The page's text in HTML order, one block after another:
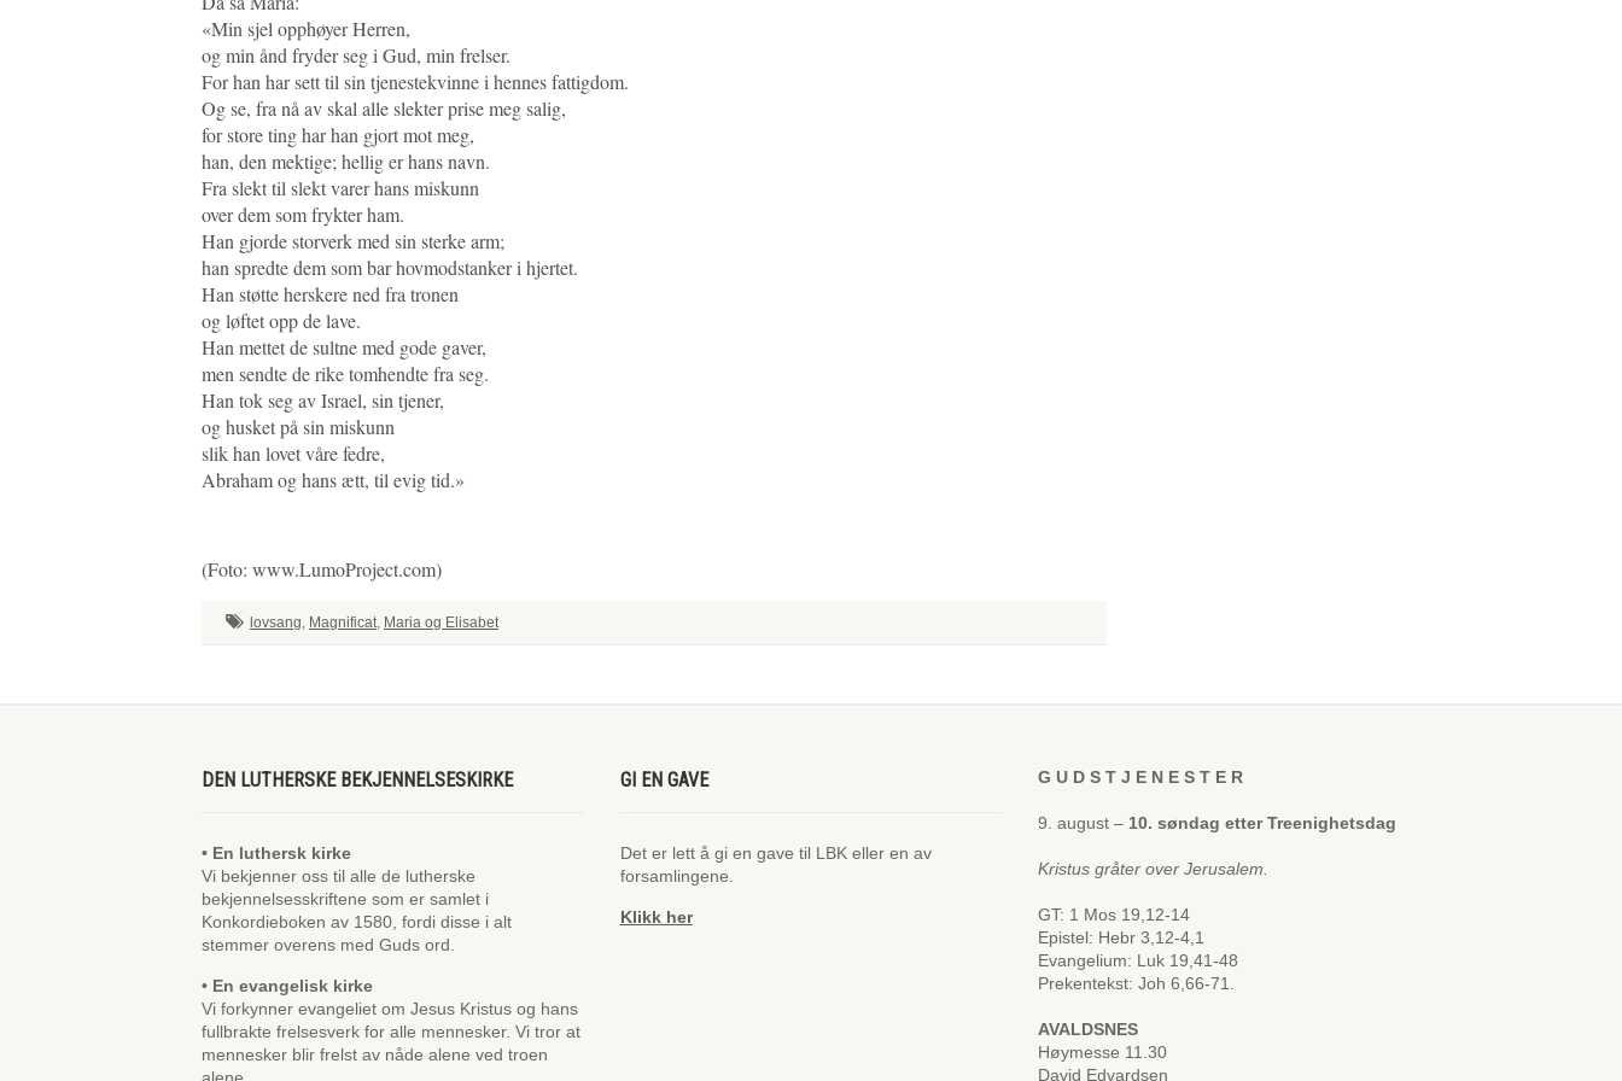
«Min sjel opphøyer Herren,
og min ånd fryder seg i Gud, min frelser.
For han har sett til sin tjenestekvinne i hennes fattigdom.
Og se, fra nå av skal alle slekter prise meg salig,
for store ting har han gjort mot meg,
han, den mektige; hellig er hans navn.
Fra slekt til slekt varer hans miskunn
over dem som frykter ham.
Han gjorde storverk med sin sterke arm;
han spredte dem som bar hovmodstanker i hjertet.
Han støtte herskere ned fra tronen
og løftet opp de lave.
Han mettet de sultne med gode gaver,
men sendte de rike tomhendte fra seg.
Han tok seg av Israel, sin tjener,
og husket på sin miskunn
slik han lovet våre fedre,
Abraham og hans ætt, til evig tid.»
(Foto: www.LumoProject.com)
lovsang, Magnificat, Maria og Elisabet
DEN LUTHERSKE BEKJENNELSESKIRKE
• En luthersk kirke
Vi bekjenner oss til alle de lutherske
bekjennelsesskriftene som er samlet i
Konkordieboken av 1580, fordi disse i alt
stemmer overens med Guds ord.
• En evangelisk kirke
Vi forkynner evangeliet om Jesus Kristus og hans
fullbrakte frelsesverk for alle mennesker. Vi tror at
mennesker blir frelst av nåde alene ved troen
GI EN GAVE
Det er lett å gi en gave til LBK eller en av
forsamlingene.
Klikk her
G U D S T J E N E S T E R
9. august – 10. søndag etter Treenighetsdag
Kristus gråter over Jerusalem.
GT: 1 Mos 19,12-14
Epistel: Hebr 3,12-4,1
Evangelium: Luk 19,41-48
Prekentekst: Joh 6,66-71.
AVALDSNES
Høymesse 11.30
David Edvardsen